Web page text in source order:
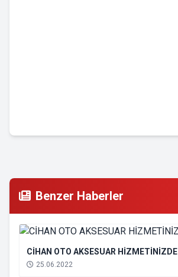
Benzer Haberler
CİHAN OTO AKSESUAR HİZMETİNİZDE
25.06.2022